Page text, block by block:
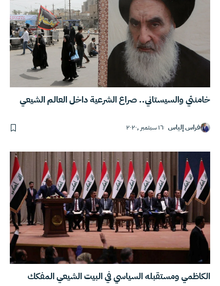
خامنئي والسيستاني.. صراع الشرعية داخل العالم الشيعي
فراس إلياس ١٦ سبتمبر ,٢٠٢٠
الكاظمي ومستقبله السياسي في البيت الشيعي المفكك